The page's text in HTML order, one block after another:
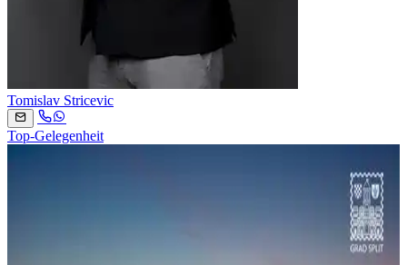
Tomislav Stricevic
Top-Gelegenheit